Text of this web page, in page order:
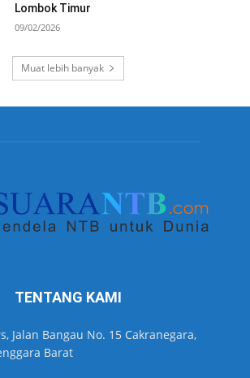
Lombok Timur
09/02/2026
Muat lebih banyak
TENTANG KAMI
Jalan Bangau No. 15 Cakranegara,
Barat